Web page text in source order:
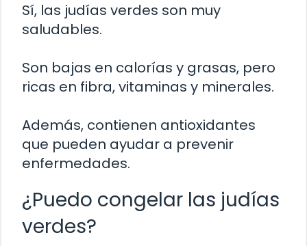
Sí, las judías verdes son muy
saludables.
Son bajas en calorías y grasas, pero
ricas en fibra, vitaminas y minerales.
Además, contienen antioxidantes
que pueden ayudar a prevenir
enfermedades.
¿Puedo congelar las judías
verdes?